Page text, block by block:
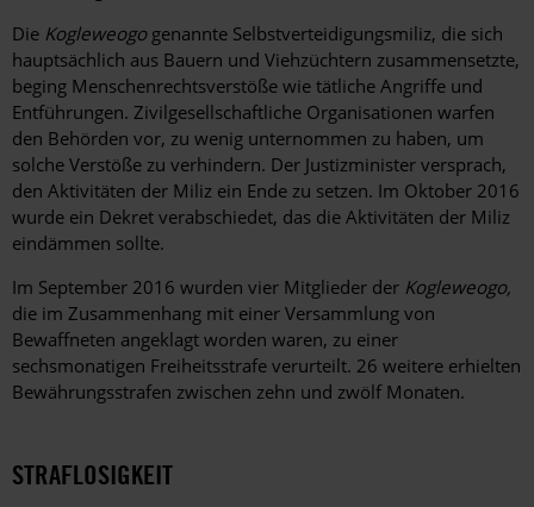
Die Kogleweogogenannte Selbstverteidigungsmiliz, die sich
hauptsächlich aus Bauern und Viehzüchtern zusammensetzte,
beging Menschenrechtsverstöße wie tätliche Angriffe und
Entführungen. Zivilgesellschaftliche Organisationen warfen
den Behörden vor, zu wenig unternommen zu haben, um
solche Verstöße zu verhindern. Der Justizminister versprach,
den Aktivitäten der Miliz ein Ende zu setzen. Im Oktober 2016
wurde ein Dekret verabschiedet, das die Aktivitäten der Miliz
eindämmen sollte.
Im September 2016 wurden vier Mitglieder der Kogleweogo,
die im Zusammenhang mit einer Versammlung von
Bewaffneten angeklagt worden waren, zu einer
sechsmonatigen Freiheitsstrafe verurteilt. 26 weitere erhielten
Bewährungsstrafen zwischen zehn und zwölf Monaten.
STRAFLOSIGKEIT